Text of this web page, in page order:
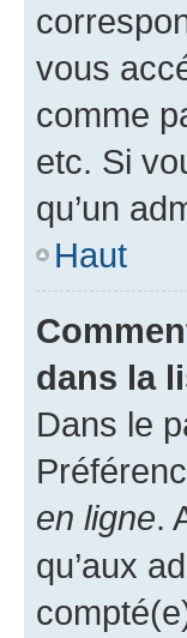
vous
comme
etc. Si
qu’un
Haut
dans la
Dans le
en ligne.
qu’aux